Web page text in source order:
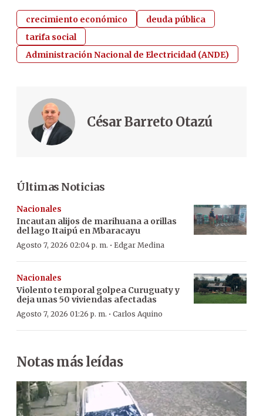
crecimiento económico
deuda pública
tarifa social
Administración Nacional de Electricidad (ANDE)
César Barreto Otazú
Últimas Noticias
Nacionales
Incautan alijos de marihuana a orillas
del lago Itaipú en Mbaracayu
Agosto 7, 2026 02:04 p. m. · Edgar Medina
Nacionales
Violento temporal golpea Curuguaty y
deja unas 50 viviendas afectadas
Agosto 7, 2026 01:26 p. m. · Carlos Aquino
Notas más leídas